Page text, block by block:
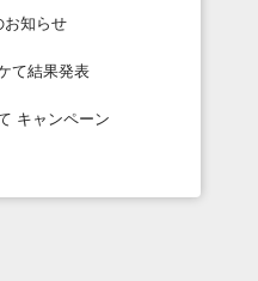
お知らせ
て結果発表
キャンペーン